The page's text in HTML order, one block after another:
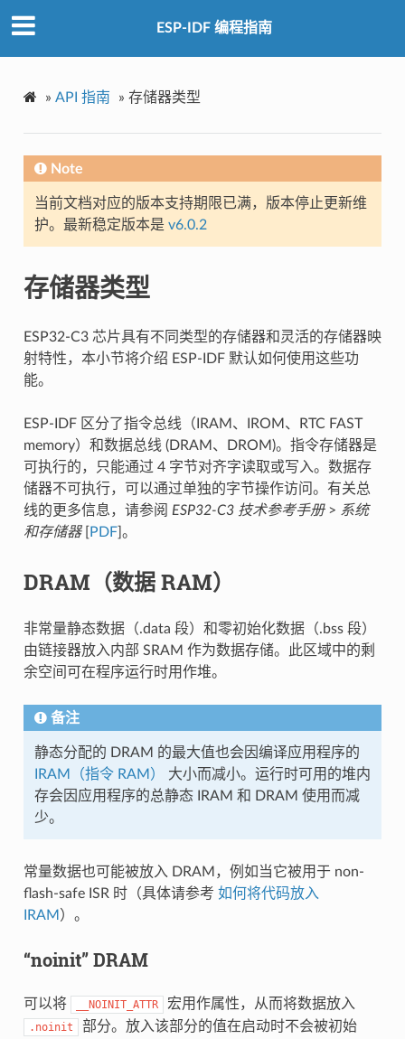
ESP-IDF 编程指南
» API 指南 » 存储器类型
Note
当前文档对应的版本支持期限已满，版本停止更新维
护。最新稳定版本是 v6.0.2
存储器类型
ESP32-C3 芯片具有不同类型的存储器和灵活的存储器映
射特性，本小节将介绍 ESP-IDF 默认如何使用这些功
能。
ESP-IDF 区分了指令总线（IRAM、IROM、RTC FAST
memory）和数据总线 (DRAM、DROM)。指令存储器是
可执行的，只能通过 4 字节对齐字读取或写入。数据存
储器不可执行，可以通过单独的字节操作访问。有关总
线的更多信息，请参阅 ESP32-C3 技术参考手册> 系统
和存储器[ PDF]。
DRAM（数据 RAM）
非常量静态数据（.data 段）和零初始化数据（.bss 段）
由链接器放入内部 SRAM 作为数据存储。此区域中的剩
余空间可在程序运行时用作堆。
备注
静态分配的 DRAM 的最大值也会因编译应用程序的
IRAM（指令 RAM）
大小而减小。运行时可用的堆内
存会因应用程序的总静态 IRAM 和 DRAM 使用而减
少。
常量数据也可能被放入 DRAM，例如当它被用于 non-
flash-safe ISR 时（具体请参考 如何将代码放入
IRAM ）。
“noinit” DRAM
可以将 __NOINIT_ATTR 宏用作属性，从而将数据放入
.noinit
部分。放入该部分的值在启动时不会被初始